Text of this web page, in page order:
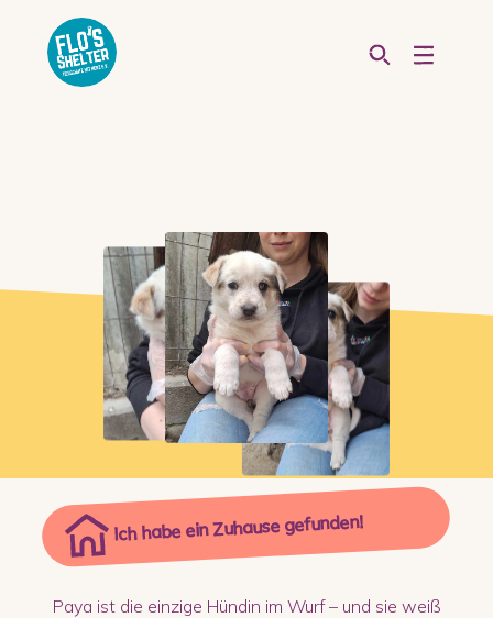
Ich habe ein Zuhause gefunden!
Paya ist die einzige Hündin im Wurf – und sie weiß